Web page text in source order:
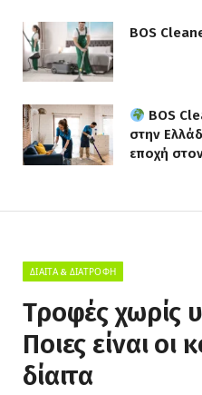
BOS
BOS
στην
εποχή
ΔΊΑΙΤΑ & ΔΙΑΤΡΟΦΉ
Τροφές χωρίς
Ποιες είναι οι
δίαιτα